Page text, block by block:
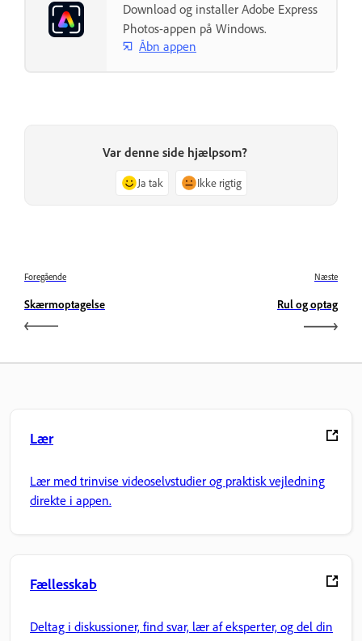
Download og installer Adobe Express
Photos-appen på Windows.
Åbn appen
Var denne side hjælpsom?
Ja tak Ikke rigtig
Foregående
Skærmoptagelse
Næste
Rul og optag
Lær
Lær med trinvise videoselvstudier og praktisk vejledning
direkte i appen.
Fællesskab
Deltag i diskussioner, find svar, lær af eksperter, og del din